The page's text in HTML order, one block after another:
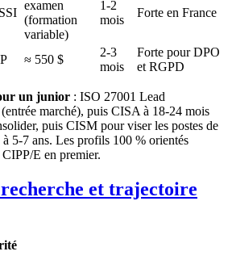
examen
(formation
variable)
1-2
mois
Forte en France
≈ 550 $
2-3
mois
Forte pour DPO
et RGPD
un junior : ISO 27001 Lead
marché), puis CISA à 18-24 mois
puis CISM pour viser les postes de
5-7 ans. Les profils 100 % orientés
E en premier.
et trajectoire